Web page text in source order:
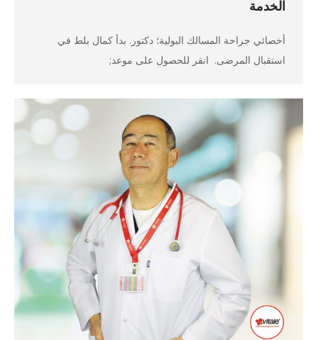
الخدمة
أخصائي جراحة المسالك البولية؛ دكتور. بدأ كمال بلط في
استقبال المرضى. انقر للحصول على موعد;